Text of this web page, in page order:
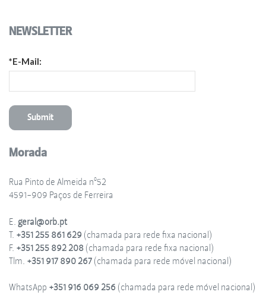
NEWSLETTER
*E-Mail:
Morada
Rua Pinto de Almeida nº52
4591-909 Paços de Ferreira
E. geral@orb.pt
T. +351 255 861 629 (chamada para rede fixa nacional)
F. +351 255 892 208(chamada para rede fixa nacional)
Tlm. +351 917 890 267(chamada para rede móvel nacional)
WhatsApp +351 916 069 256 (chamada para rede móvel nacional)